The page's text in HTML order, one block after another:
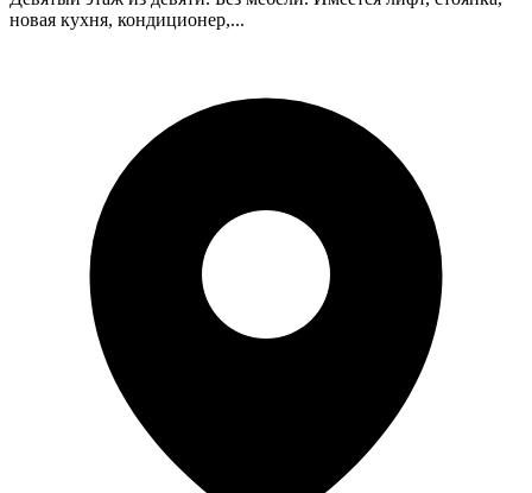
новая кухня, кондиционер,...